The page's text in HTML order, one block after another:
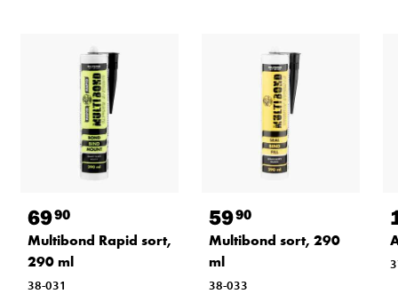
6990
Multibond Rapid sort,
290 ml
38-031
5990
Multibond sort, 290
ml
38-033